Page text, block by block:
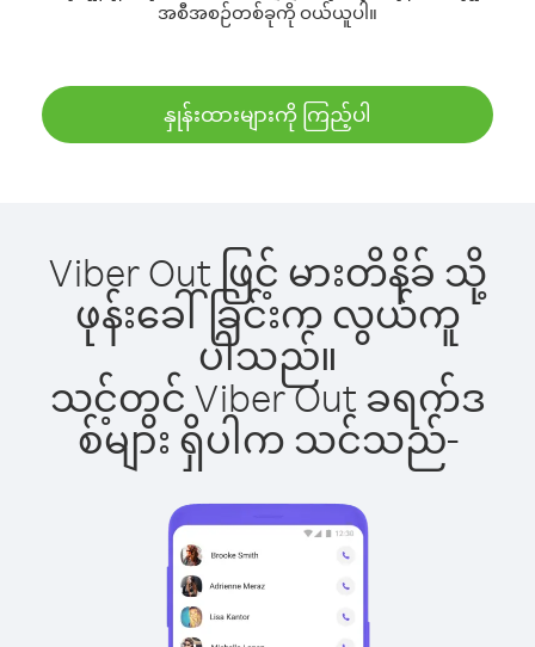
အစီအစဉ်တစ်ခုကို ဝယ်ယူပါ။
နှုန်းထားများကို ကြည့်ပါ
Viber Out ဖြင့် မားတိနိခ် သို့
ဖုန်းခေါ်ခြင်းက လွယ်ကူ
ပါသည်။
သင့်တွင် Viber Out ခရက်ဒ
စ်များ ရှိပါက သင်သည်-